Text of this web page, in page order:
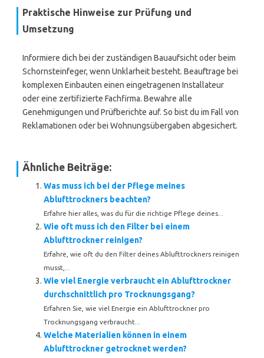
Praktische Hinweise zur Prüfung und
Umsetzung
Informiere dich bei der zuständigen Bauaufsicht oder beim
Schornsteinfeger, wenn Unklarheit besteht. Beauftrage bei
komplexen Einbauten einen eingetragenen Installateur
oder eine zertifizierte Fachfirma. Bewahre alle
Genehmigungen und Prüfberichte auf. So bist du im Fall von
Reklamationen oder bei Wohnungsübergaben abgesichert.
Ähnliche Beiträge:
Was muss ich bei der Pflege meines
Ablufttrockners beachten?
Erfahre hier alles, was du für die richtige Pflege deines...
Wie oft muss ich den Filter bei einem
Ablufttrockner reinigen?
Erfahre, wie oft du den Filter deines Ablufttrockners reinigen
musst,...
Wie viel Energie verbraucht ein Ablufttrockner
durchschnittlich pro Trocknungsgang?
Erfahren Sie, wie viel Energie ein Ablufttrockner pro
Trocknungsgang verbraucht...
Welche Materialien können in einem
Ablufttrockner getrocknet werden?